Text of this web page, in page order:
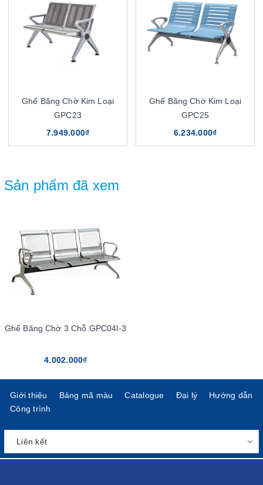
Ghế Băng Chờ Kim Loại
GPC23
7.949.000₫
Ghế Băng Chờ Kim Loại
GPC25
6.234.000₫
Sản phẩm đã xem
Ghế Băng Chờ 3 Chỗ GPC04I-3
4.002.000₫
Giới thiệu Bảng mã màu Catalogue Đại lý
Hướng dẫn
Công trình